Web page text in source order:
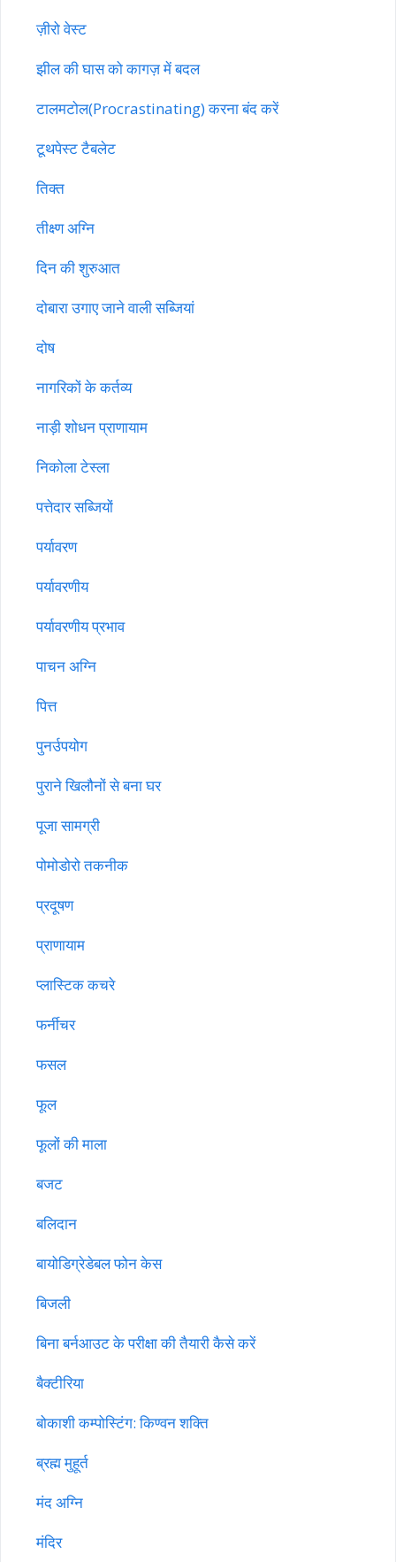
ज़ीरो वेस्ट
झील की घास को कागज़ में बदल
टालमटोल(Procrastinating) करना बंद करें
टूथपेस्ट टैबलेट
तिक्त
तीक्ष्ण अग्नि
दिन की शुरुआत
दोबारा उगाए जाने वाली सब्जियां
दोष
नागरिकों के कर्तव्य
नाड़ी शोधन प्राणायाम
निकोला टेस्ला
पत्तेदार सब्जियों
पर्यावरण
पर्यावरणीय
पर्यावरणीय प्रभाव
पाचन अग्नि
पित्त
पुनर्उपयोग
पुराने खिलौनों से बना घर
पूजा सामग्री
पोमोडोरो तकनीक
प्रदूषण
प्राणायाम
प्लास्टिक कचरे
फर्नीचर
फसल
फूल
फूलों की माला
बजट
बलिदान
बायोडिग्रेडेबल फोन केस
बिजली
बिना बर्नआउट के परीक्षा की तैयारी कैसे करें
बैक्टीरिया
बोकाशी कम्पोस्टिंग: किण्वन शक्ति
ब्रह्म मुहूर्त
मंद अग्नि
मंदिर